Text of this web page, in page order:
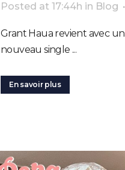
Posted at 17:44h in Blog
Grant Haua revient avec un
nouveau single ...
En savoir plus